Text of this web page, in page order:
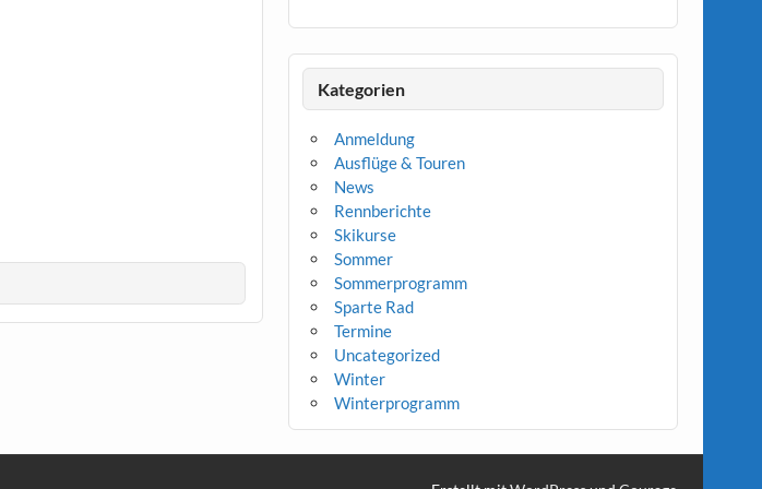
Kategorien
Anmeldung
Ausflüge & Touren
News
Rennberichte
Skikurse
Sommer
Sommerprogramm
Sparte Rad
Termine
Uncategorized
Winter
Winterprogramm